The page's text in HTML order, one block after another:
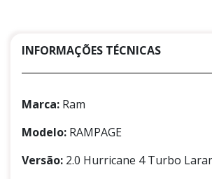
INFORMAÇÕES TÉCNICAS
Marca: Ram
Modelo: RAMPAGE
Versão: 2.0 Hurricane 4 Turbo